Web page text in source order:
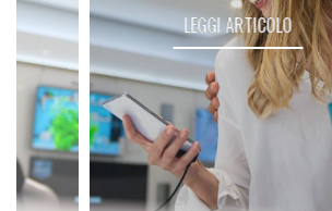
LEGGI ARTICOLO